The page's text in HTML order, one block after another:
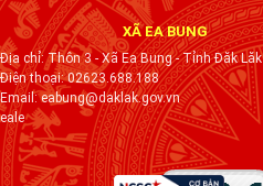
XÃ EA BUNG
Địa chỉ: Thôn 3 - Xã Ea Bung - Tỉnh Đăk Lăk
Điện thoại: 02623.688.188
Email: eabung@daklak.gov.vn
eale